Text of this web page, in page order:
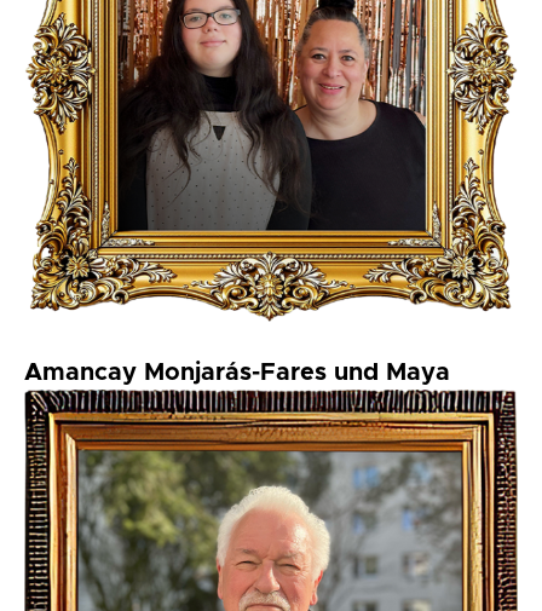
Amancay Monjarás-Fares und Maya